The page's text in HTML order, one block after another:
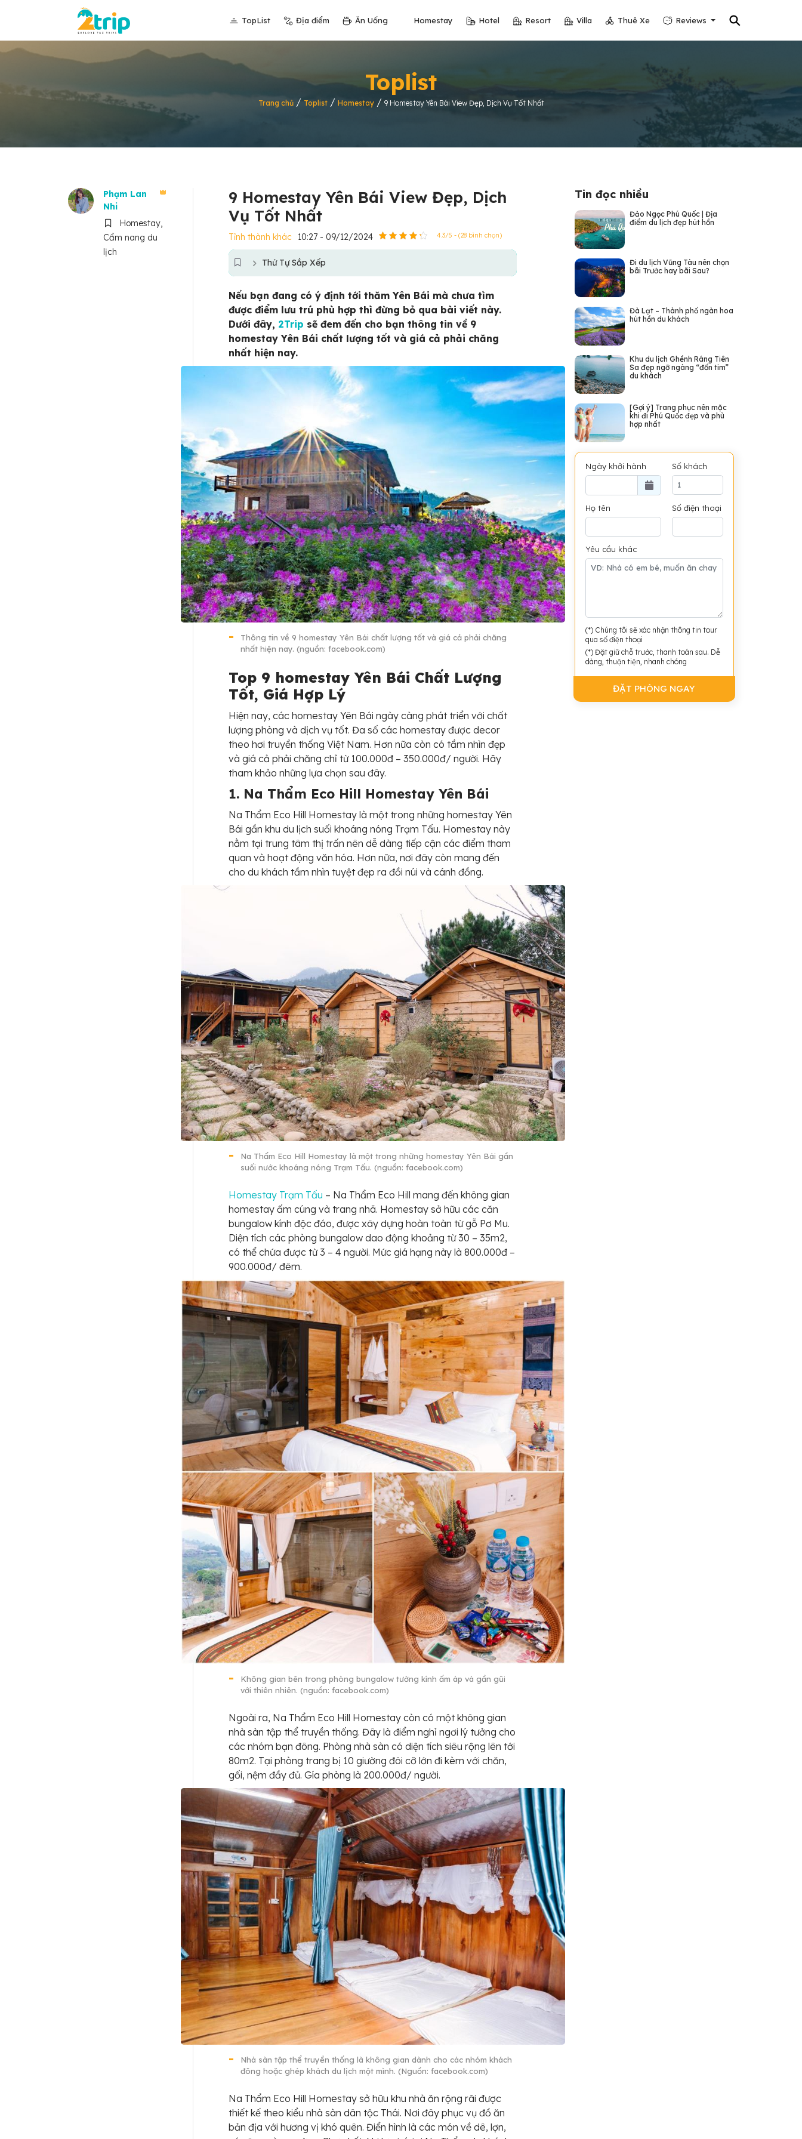
⚲
TopList Địa điểm Ăn Uống Homestay Hotel Resort Villa Thuê Xe Reviews
Toplist
Trang chủ/ Toplist/ Homestay/ 9 Homestay Yên Bái View Đẹp, Dịch Vụ Tốt Nhất
Phạm Lan
Nhi
Homestay,
Cẩm nang du
lịch
9 Homestay Yên Bái View Đẹp, Dịch
Vụ Tốt Nhất
Tỉnh thành khác 10:27 - 09/12/2024 4.3/5 - (28 bình chọn)
Thứ Tự Sắp Xếp
Nếu bạn đang có ý định tới thăm Yên Bái mà chưa tìm
được điểm lưu trú phù hợp thì đừng bỏ qua bài viết này.
Dưới đây, 2Trip sẽ đem đến cho bạn thông tin về 9
homestay Yên Bái chất lượng tốt và giá cả phải chăng
nhất hiện nay.
Thông tin về 9 homestay Yên Bái chất lượng tốt và giá cả phải chăng
nhất hiện nay. (nguồn: facebook.com)
Top 9 homestay Yên Bái Chất Lượng
Tốt, Giá Hợp Lý
Hiện nay, các homestay Yên Bái ngày càng phát triển với chất
lượng phòng và dịch vụ tốt. Đa số các homestay được decor
theo hơi truyền thống Việt Nam. Hơn nữa còn có tầm nhìn đẹp
và giá cả phải chăng chỉ từ 100.000đ – 350.000đ/ người. Hãy
tham khảo những lựa chọn sau đây.
1. Na Thẩm Eco Hill Homestay Yên Bái
Na Thẩm Eco Hill Homestay là một trong những homestay Yên
Bái gần khu du lịch suối khoáng nóng Trạm Tấu. Homestay này
nằm tại trung tâm thị trấn nên dễ dàng tiếp cận các điểm tham
quan và hoạt động văn hóa. Hơn nữa, nơi đây còn mang đến
cho du khách tầm nhìn tuyệt đẹp ra đồi núi và cánh đồng.
Na Thẩm Eco Hill Homestay là một trong những homestay Yên Bái gần
suối nước khoáng nóng Trạm Tấu. (nguồn: facebook.com)
Homestay Trạm Tấu – Na Thẩm Eco Hill mang đến không gian
homestay ấm cúng và trang nhã. Homestay sở hữu các căn
bungalow kính độc đáo, được xây dựng hoàn toàn từ gỗ Pơ Mu.
Diện tích các phòng bungalow dao động khoảng từ 30 – 35m2,
có thể chứa được từ 3 – 4 người. Mức giá hạng này là 800.000đ –
900.000đ/ đêm.
Không gian bên trong phòng bungalow tường kính ấm áp và gần gũi
với thiên nhiên. (nguồn: facebook.com)
Ngoài ra, Na Thẩm Eco Hill Homestay còn có một không gian
nhà sàn tập thể truyền thống. Đây là điểm nghỉ ngơi lý tưởng cho
các nhóm bạn đông. Phòng nhà sàn có diện tích siêu rộng lên tới
80m2. Tại phòng trang bị 10 giường đôi cỡ lớn đi kèm với chăn,
gối, nệm đầy đủ. Gía phòng là 200.000đ/ người.
Nhà sàn tập thể truyền thống là không gian dành cho các nhóm khách
đông hoặc ghép khách du lịch một mình. (Nguồn: facebook.com)
Na Thẩm Eco Hill Homestay sở hữu khu nhà ăn rộng rãi được
thiết kế theo kiểu nhà sàn dân tộc Thái. Nơi đây phục vụ đồ ăn
bản địa với hương vị khó quên. Điển hình là các món về dê, lợn,
Tin đọc nhiều
Đảo Ngọc Phú Quốc | Địa
điểm du lịch đẹp hút hồn
Đi du lịch Vũng Tàu nên chọn
bãi Trước hay bãi Sau?
Đà Lạt – Thành phố ngàn hoa
hút hồn du khách
Khu du lịch Ghềnh Ráng Tiên
Sa đẹp ngỡ ngàng “đốn tim”
du khách
[Gợi ý] Trang phục nên mặc
khi đi Phú Quốc đẹp và phù
hợp nhất
Ngày khởi hành Số khách
Họ tên Số điện thoại
Yêu cầu khác
(*) Chúng tôi sẽ xác nhận thông tin tour
qua số điện thoại
(*) Đặt giữ chỗ trước, thanh toán sau. Dễ
dàng, thuận tiện, nhanh chóng
ĐẶT PHÒNG NGAY